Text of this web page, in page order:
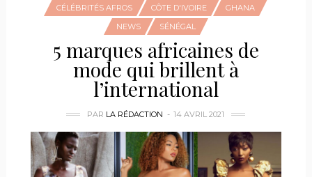
CÉLÉBRITÉS AFROS
CÔTE D'IVOIRE
GHANA
NEWS
SÉNÉGAL
5 marques africaines de
mode qui brillent à
l’international
PAR LA RÉDACTION 14 AVRIL 2021